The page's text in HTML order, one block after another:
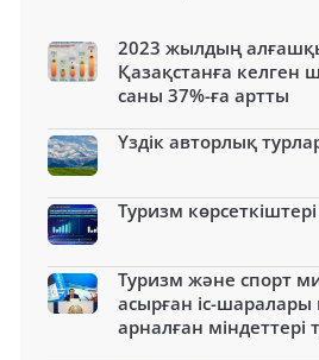
2023 жылдың
Қазақстанға келген
саны 37%-ға артты
Үздік авторлық
Туризм көрсеткіштері
Туризм және спорт
асырған іс-
арналған міндеттері